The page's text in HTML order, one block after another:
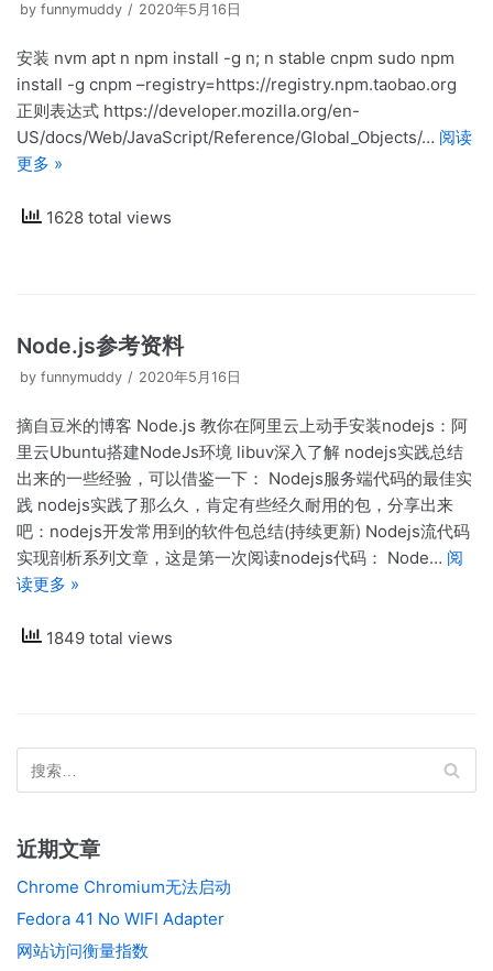
by funnymuddy 2020年5月16日
安装 nvm apt n npm install -g n; n stable cnpm sudo npm
install -g cnpm –registry=https://registry.npm.taobao.org
正则表达式 https://developer.mozilla.org/en-
US/docs/Web/JavaScript/Reference/Global_Objects/… 阅读
更多 »
1628 total views
Node.js参考资料
by funnymuddy 2020年5月16日
摘自豆米的博客 Node.js 教你在阿里云上动手安装nodejs：阿
里云Ubuntu搭建NodeJs环境 libuv深入了解 nodejs实践总结
出来的一些经验，可以借鉴一下： Nodejs服务端代码的最佳实
践 nodejs实践了那么久，肯定有些经久耐用的包，分享出来
吧：nodejs开发常用到的软件包总结(持续更新) Nodejs流代码
实现剖析系列文章，这是第一次阅读nodejs代码： Node… 阅
读更多 »
1849 total views
近期文章
Chrome Chromium无法启动
Fedora 41 No WIFI Adapter
网站访问衡量指数